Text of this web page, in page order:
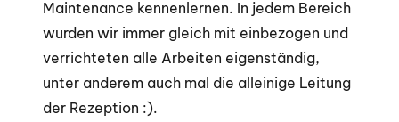
Maintenance kennenlernen. In jedem Bereich
wurden wir immer gleich mit einbezogen und
verrichteten alle Arbeiten eigenständig,
unter anderem auch mal die alleinige Leitung
der Rezeption :).